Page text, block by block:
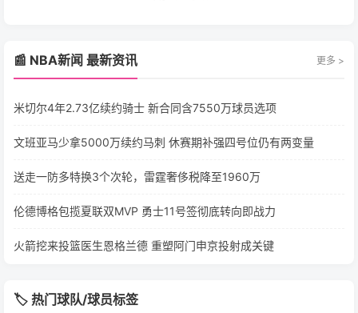
📰 NBA新闻 最新资讯 更多 >
米切尔4年2.73亿续约骑士 新合同含7550万球员选项
文班亚马少拿5000万续约马刺 休赛期补强四号位仍有两变量
送走一防多特换3个次轮，雷霆奢侈税降至1960万
伦德博格包揽夏联双MVP 勇士11号签彻底转向即战力
火箭挖来投篮医生恩格兰德 重塑阿门申京投射成关键
🏷️ 热门球队/球员标签